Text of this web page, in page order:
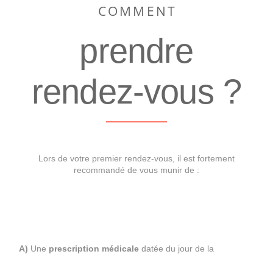
COMMENT
prendre
rendez-vous ?
Lors de votre premier rendez-vous, il est fortement
recommandé de vous munir de :
A) Une prescription médicale datée du jour de la